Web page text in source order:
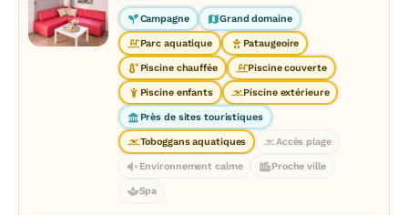
Campagne Grand domaine
Parc aquatique Pataugeoire
Piscine chauffée Piscine couverte
Piscine enfants Piscine extérieure
Près de sites touristiques
Toboggans aquatiques Accès plage
Environnement calme Proche ville
Spa